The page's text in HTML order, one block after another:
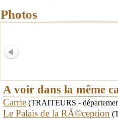
Photos
A voir dans la même
Carrie (TRAITEURS -
Le Palais de la RÃ©ception